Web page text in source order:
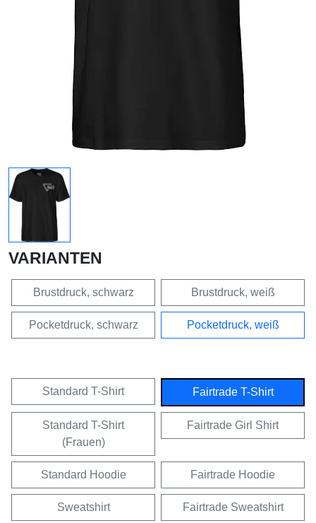
VARIANTEN
Brustdruck, schwarz Brustdruck, weiß
Pocketdruck, schwarz Pocketdruck, weiß
Standard T-Shirt Fairtrade T-Shirt
Standard T-Shirt
(Frauen)
Fairtrade Girl Shirt
Standard Hoodie Fairtrade Hoodie
Sweatshirt Fairtrade Sweatshirt